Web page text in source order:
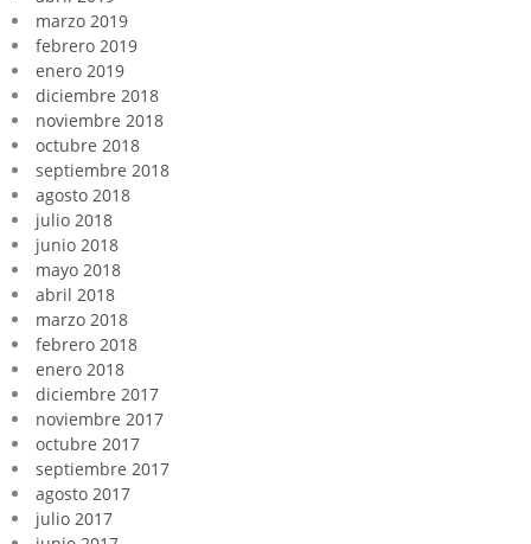
marzo 2019
febrero 2019
enero 2019
diciembre 2018
noviembre 2018
octubre 2018
septiembre 2018
agosto 2018
julio 2018
junio 2018
mayo 2018
abril 2018
marzo 2018
febrero 2018
enero 2018
diciembre 2017
noviembre 2017
octubre 2017
septiembre 2017
agosto 2017
julio 2017